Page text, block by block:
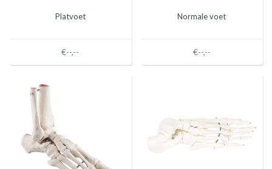
Platvoet
€--,--
Normale voet
€--,--